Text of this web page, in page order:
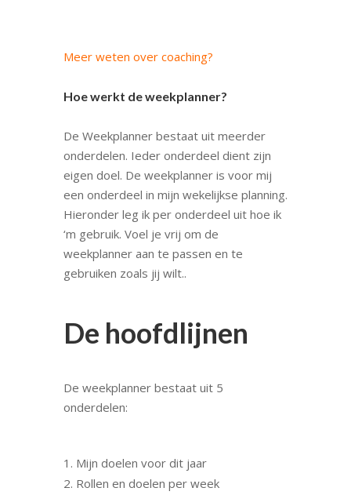
Meer weten over coaching?
Hoe werkt de weekplanner?
De Weekplanner bestaat uit meerder
onderdelen. Ieder onderdeel dient zijn
eigen doel. De weekplanner is voor mij
een onderdeel in mijn wekelijkse planning.
Hieronder leg ik per onderdeel uit hoe ik
‘m gebruik. Voel je vrij om de
weekplanner aan te passen en te
gebruiken zoals jij wilt..
De hoofdlijnen
De weekplanner bestaat uit 5
onderdelen:
Mijn doelen voor dit jaar
Rollen en doelen per week